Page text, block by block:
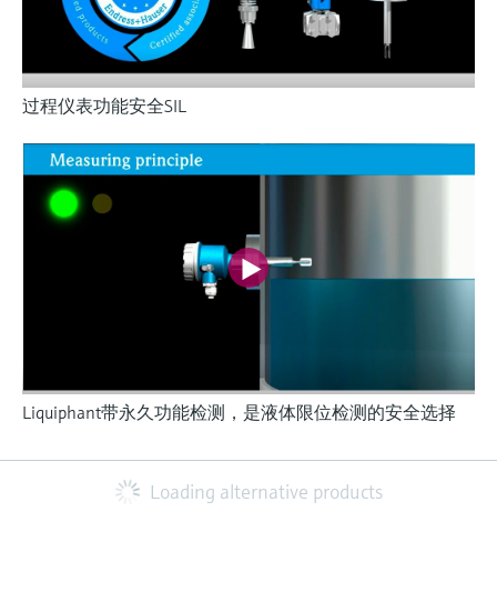
过程仪表功能安全SIL
Liquiphant带永久功能检测，是液体限位检测的安全选择
Loading alternative products